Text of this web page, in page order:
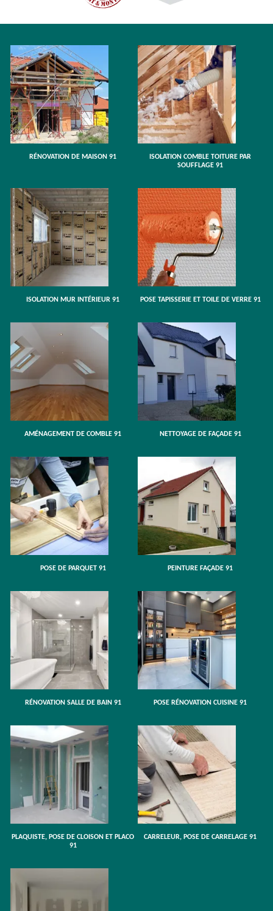
RÉNOVATION DE MAISON 91
ISOLATION COMBLE TOITURE PAR
SOUFFLAGE 91
ISOLATION MUR INTÉRIEUR 91 POSE TAPISSERIE ET TOILE DE VERRE 91
AMÉNAGEMENT DE COMBLE 91 NETTOYAGE DE FAÇADE 91
POSE DE PARQUET 91 PEINTURE FAÇADE 91
RÉNOVATION SALLE DE BAIN 91 POSE RÉNOVATION CUISINE 91
PLAQUISTE, POSE DE CLOISON ET PLACO
91
CARRELEUR, POSE DE CARRELAGE 91